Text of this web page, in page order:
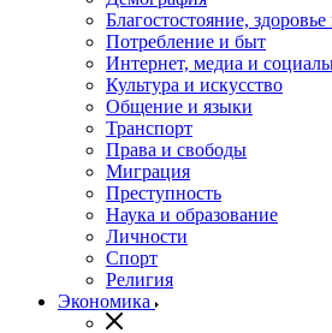
Благостостояние,
Потребление и быт
Интернет, медиа и
Культура и искусство
Общение и языки
Транспорт
Права и свободы
Миграция
Преступность
Наука и образование
Личности
Спорт
Религия
Экономика